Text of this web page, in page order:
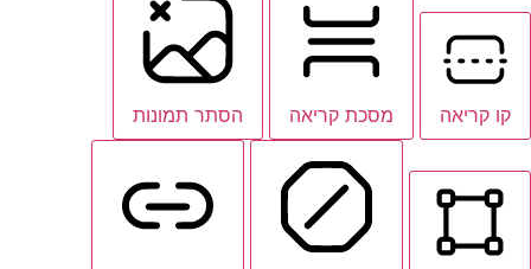
קו קריאה מסכת קריאה הסתר תמונות